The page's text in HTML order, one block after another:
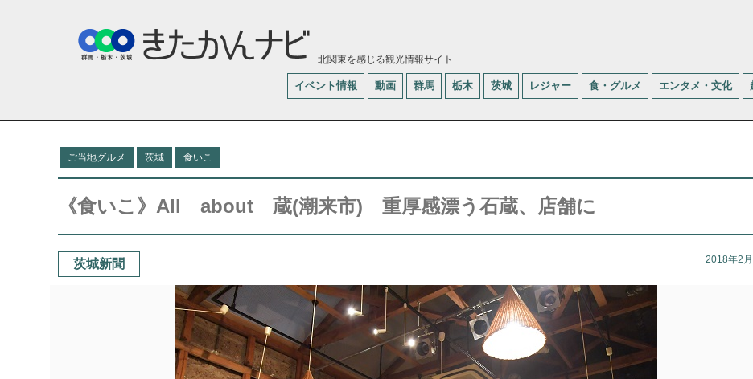
北関東を感じる観光情報サイト
イベント情報 動画 群馬 栃木 茨城 レジャー 食・グルメ エンタメ・文化
ご当地グルメ 茨城 食いこ
《食いこ》All about 蔵(潮来市) 重厚感漂う石蔵、店舗に
茨城新聞 2018年2